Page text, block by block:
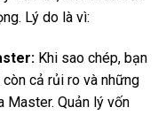
Lý do là vì:
Khi sao chép, bạn
cả rủi ro và những
Master. Quản lý vốn